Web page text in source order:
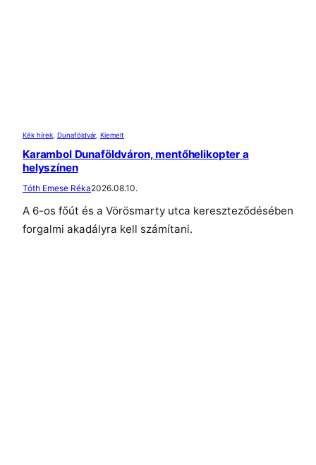
Kék hírek Dunaföldvár, Kiemelt
Karambol Dunaföldváron, mentőhelikopter a
helyszínen
Tóth Emese Réka2026.08.10.
A 6-os főút és a Vörösmarty utca kereszteződésében
forgalmi akadályra kell számítani.